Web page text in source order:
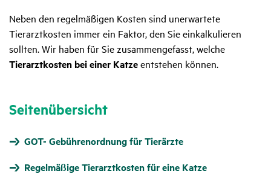
Neben den regelmäßigen Kosten sind unerwartete
Tierarztkosten immer ein Faktor, den Sie einkalkulieren
sollten. Wir haben für Sie zusammengefasst, welche
Tierarztkosten bei einer Katzeentstehen können.
Seitenübersicht
GOT- Gebührenordnung für Tierärzte
Regelmäßige Tierarztkosten für eine Katze